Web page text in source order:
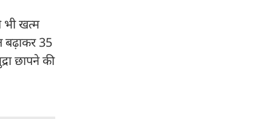
भी खत्म
बढ़ाकर 35
छापने की